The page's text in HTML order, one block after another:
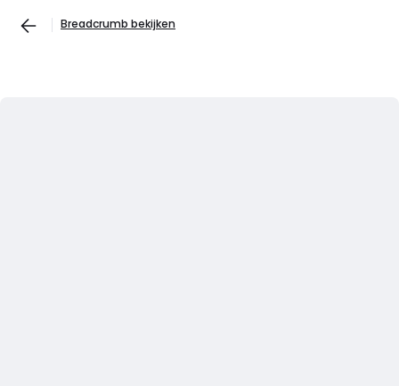
Breadcrumb bekijken